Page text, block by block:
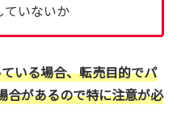
ていないか
いる場合、転売目的でパ
合があるので特に注意が必